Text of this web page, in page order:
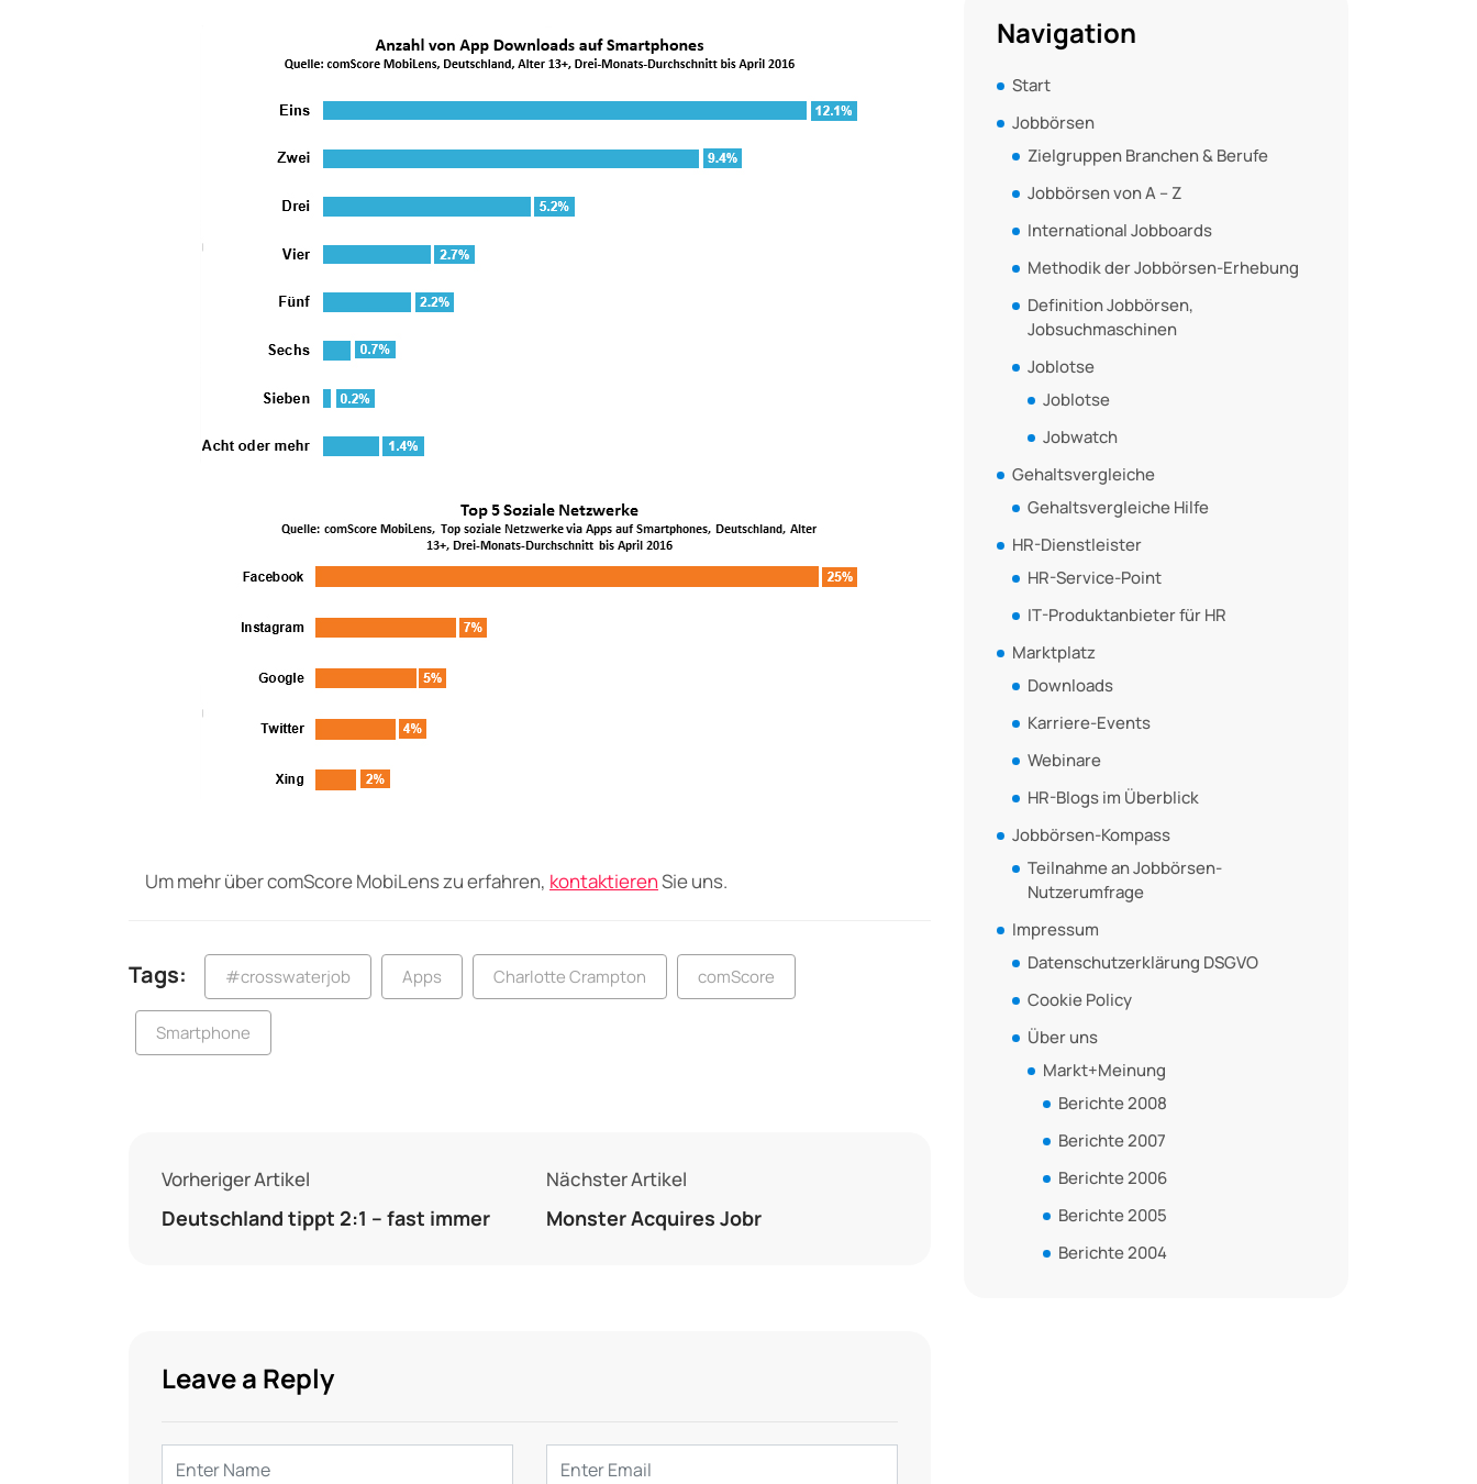
Um mehr über comScore MobiLens zu erfahren, kontaktierenSie uns.
Tags: #crosswaterjob Apps Charlotte Crampton comScore
Smartphone
Vorheriger Artikel
Deutschland tippt 2:1 – fast immer
Nächster Artikel
Monster Acquires Jobr
Leave a Reply
Navigation
Start
Jobbörsen
Zielgruppen Branchen & Berufe
Jobbörsen von A – Z
International Jobboards
Methodik der Jobbörsen-Erhebung
Definition Jobbörsen,
Jobsuchmaschinen
Joblotse
Joblotse
Jobwatch
Gehaltsvergleiche
Gehaltsvergleiche Hilfe
HR-Dienstleister
HR-Service-Point
IT-Produktanbieter für HR
Marktplatz
Downloads
Karriere-Events
Webinare
HR-Blogs im Überblick
Jobbörsen-Kompass
Teilnahme an Jobbörsen-
Nutzerumfrage
Impressum
Datenschutzerklärung DSGVO
Cookie Policy
Über uns
Markt+Meinung
Berichte 2008
Berichte 2007
Berichte 2006
Berichte 2005
Berichte 2004